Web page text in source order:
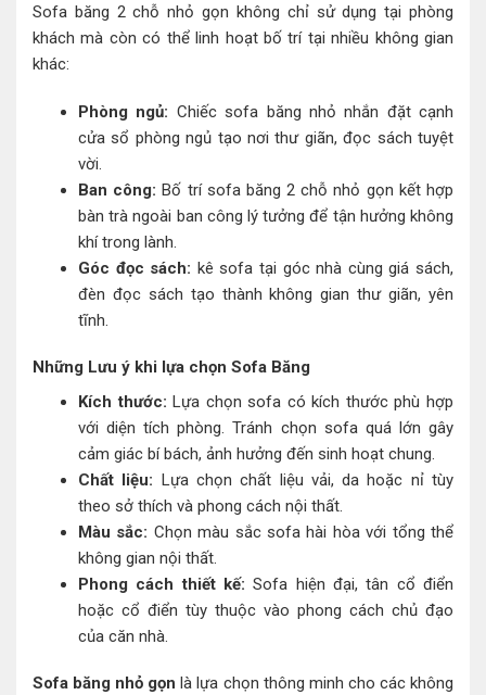
Sofa băng 2 chỗ nhỏ gọn không chỉ sử dụng tại phòng
khách mà còn có thể linh hoạt bố trí tại nhiều không gian
khác:
Phòng ngủ: Chiếc sofa băng nhỏ nhắn đặt cạnh
cửa sổ phòng ngủ tạo nơi thư giãn, đọc sách tuyệt
vời.
Ban công: Bố trí sofa băng 2 chỗ nhỏ gọn kết hợp
bàn trà ngoài ban công lý tưởng để tận hưởng không
khí trong lành.
Góc đọc sách: kê sofa tại góc nhà cùng giá sách,
đèn đọc sách tạo thành không gian thư giãn, yên
tĩnh.
Những Lưu ý khi lựa chọn Sofa Băng
Kích thước: Lựa chọn sofa có kích thước phù hợp
với diện tích phòng. Tránh chọn sofa quá lớn gây
cảm giác bí bách, ảnh hưởng đến sinh hoạt chung.
Chất liệu: Lựa chọn chất liệu vải, da hoặc nỉ tùy
theo sở thích và phong cách nội thất.
Màu sắc: Chọn màu sắc sofa hài hòa với tổng thể
không gian nội thất.
Phong cách thiết kế: Sofa hiện đại, tân cổ điển
hoặc cổ điển tùy thuộc vào phong cách chủ đạo
của căn nhà.
Sofa băng nhỏ gọn là lựa chọn thông minh cho các không